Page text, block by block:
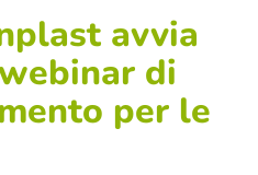
avvia
di
per le